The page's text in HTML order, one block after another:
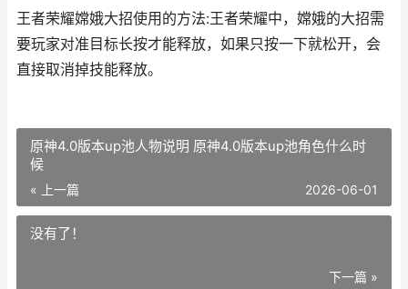
王者荣耀嫦娥大招使用的方法:王者荣耀中，嫦娥的大招需
要玩家对准目标长按才能释放，如果只按一下就松开，会
直接取消掉技能释放。
原神4.0版本up池人物说明 原神4.0版本up池角色什么时
候
« 上一篇 2026-06-01
没有了！
下一篇 »